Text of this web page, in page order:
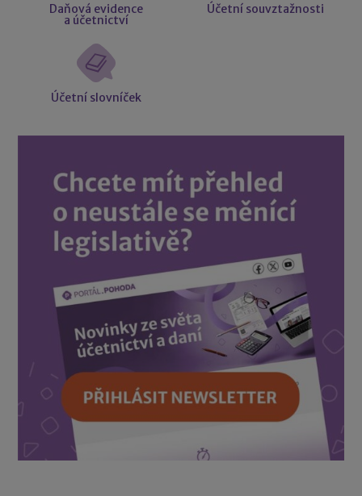
Daňová evidence
a účetnictví
Účetní souvztažnosti
Účetní slovníček